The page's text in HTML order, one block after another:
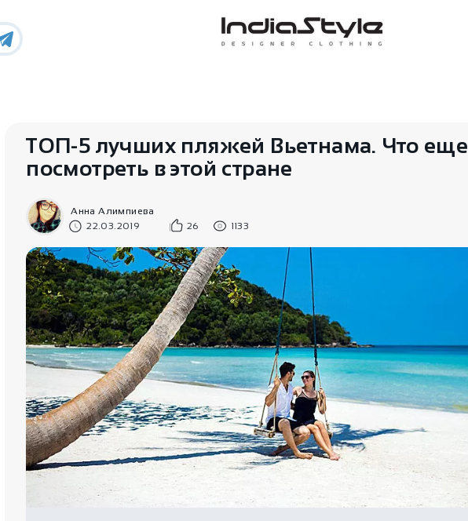
ТОП-5 лучших пляжей Вьетнама. Что еще
посмотреть в этой стране
Анна Алимпиева
22.03.2019
26 1133